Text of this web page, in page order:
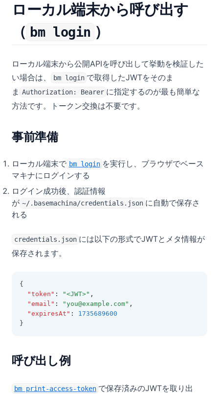
ローカル端末から呼び出す
（ bm login ）
ローカル端末から公開APIを呼び出して挙動を検証した
い場合は、
bm login で取得したJWTをそのま
ま Authorization: Bearer に指定するのが最も簡単な
方法です。トークン交換は不要です。
事前準備
ローカル端末で bm login を実行し、ブラウザでベース
マキナにログインする
ログイン成功後、認証情報
が ~/.basemachina/credentials.json に自動で保存さ
れる
credentials.json には以下の形式でJWTとメタ情報が
保存されます。
{
"token" : "<JWT>" ,
"email" : "you@example.com" ,
"expiresAt" :
1735689600
}
呼び出し例
bm print-access-token で保存済みのJWTを取り出